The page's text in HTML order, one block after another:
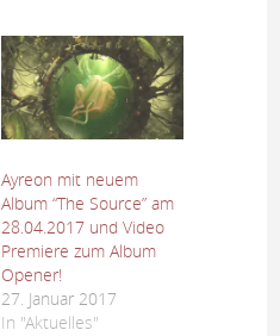
Ayreon mit neuem
Album “The Source” am
28.04.2017 und Video
Premiere zum Album
Opener!
27. Januar 2017
In "Aktuelles"